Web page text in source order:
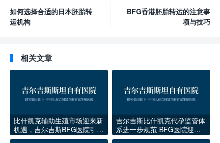
如何选择合适的日本胚胎转
运机构
BFG香港胚胎转运的注意事
项与技巧
相关文章
比什凯克辅助生殖市场迎来新
机遇，吉尔吉斯BFG医院引领
本地代孕医疗升级
吉尔吉斯比什凯克代孕监管体
系进一步规范 BFG医院迎来
稳定发展期